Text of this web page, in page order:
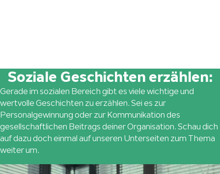
Soziale Geschichten erzählen:
Gerade im sozialen Bereich gibt es viele wichtige und
wertvolle Geschichten zu erzählen. Sei es zur
Personalgewinnung oder zur Kommunikation des
gesellschaftlichen Beitrags deiner Organisation. Schau dich
auf dazu doch einmal auf unseren Unterseiten zum Thema
weiter um.